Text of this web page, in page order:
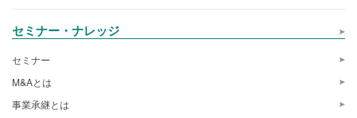
セミナー・ナレッジ
セミナー
M&Aとは
事業承継とは